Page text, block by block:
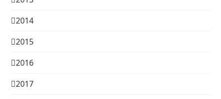
2014
2015
2016
2017